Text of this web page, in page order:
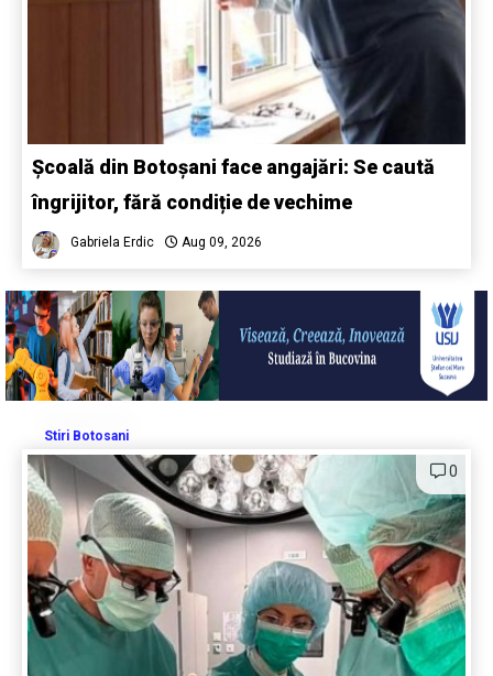
Școală din Botoșani face angajări: Se caută
îngrijitor, fără condiție de vechime
Gabriela Erdic Aug 09, 2026
Stiri Botosani
0